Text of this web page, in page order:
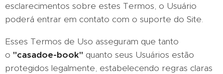
esclarecimentos sobre estes Termos, o Usuário
poderá entrar em contato com o suporte do Site.
Esses Termos de Uso asseguram que tanto
o "casadoe-book" quanto seus Usuários estão
protegidos legalmente, estabelecendo regras claras